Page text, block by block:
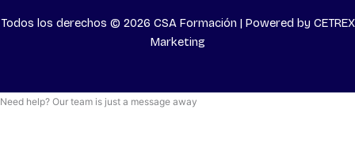
Todos los derechos © 2026 CSA Formación | Powered by CETREX
Marketing
Need help? Our team is just a message away